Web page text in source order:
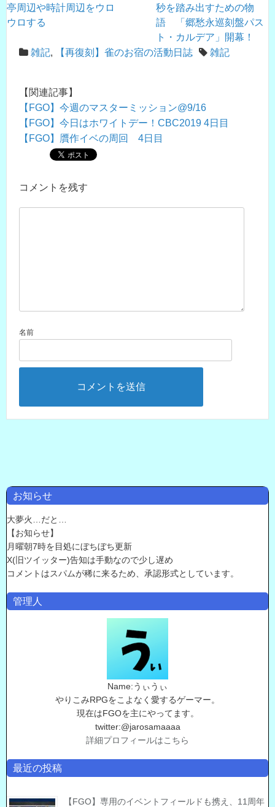
秒を踏み出すための物
語 「郷愁永巡刻盤パス
ト・カルデア」開幕！
亭周辺や時計周辺をウロ
ウロする
雑記, 【再復刻】雀のお宿の活動日誌 雑記
【関連記事】
【FGO】今週のマスターミッション@9/16
【FGO】今日はホワイトデー！CBC2019 4日目
【FGO】贋作イベの周回 4日目
コメントを残す
名前
お知らせ
大夢火…だと…
【お知らせ】
月曜朝7時を目処にぼちぼち更新
X(旧ツイッター)告知は手動なので少し遅め
コメントはスパムが稀に来るため、承認形式としています。
管理人
Name:うぃうぃ
やりこみRPGをこよなく愛するゲーマー。
現在はFGOを主にやってます。
twitter:@jarosamaaaa
詳細プロフィールはこちら
最近の投稿
【FGO】専用のイベントフィールドも携え、11周年